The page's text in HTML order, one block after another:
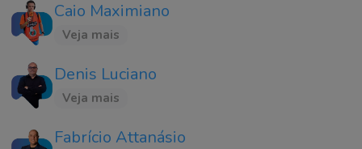
Caio Maximiano
Veja mais
Denis Luciano
Veja mais
Fabrício Attanásio